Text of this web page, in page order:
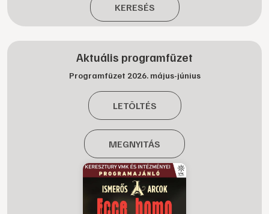
KERESÉS
Aktuális programfüzet
Programfüzet 2026. május-június
LETÖLTÉS
MEGNYITÁS